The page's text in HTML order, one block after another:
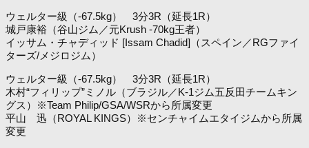
ウェルター級（-67.5kg） 3分3R（延長1R）
城戸康裕（谷山ジム／元Krush -70kg王者）
イッサム・チャディッド [Issam Chadid]（スペイン／RGファイ
ターズ/メジロジム）
ウェルター級（-67.5kg） 3分3R（延長1R）
木村“フィリップ”ミノル（ブラジル／K-1ジム五反田チームキン
グス）※Team Philip/GSA/WSRから所属変更
平山 迅（ROYAL KINGS）※センチャイムエタイジムから所属
変更